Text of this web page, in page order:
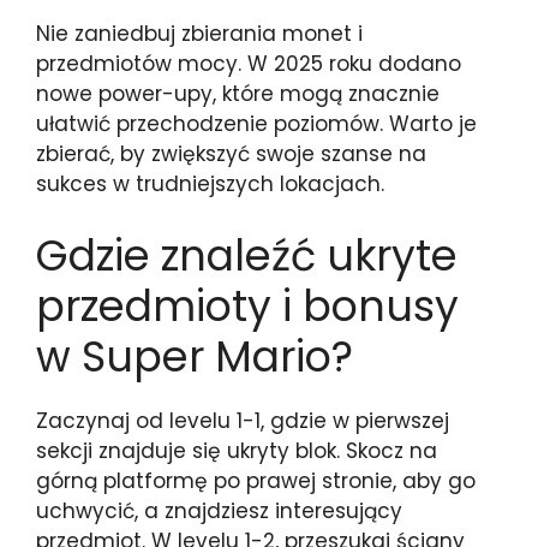
Nie zaniedbuj zbierania monet i
przedmiotów mocy. W 2025 roku dodano
nowe power-upy, które mogą znacznie
ułatwić przechodzenie poziomów. Warto je
zbierać, by zwiększyć swoje szanse na
sukces w trudniejszych lokacjach.
Gdzie znaleźć ukryte
przedmioty i bonusy
w Super Mario?
Zaczynaj od levelu 1-1, gdzie w pierwszej
sekcji znajduje się ukryty blok. Skocz na
górną platformę po prawej stronie, aby go
uchwycić, a znajdziesz interesujący
przedmiot. W levelu 1-2, przeszukaj ściany